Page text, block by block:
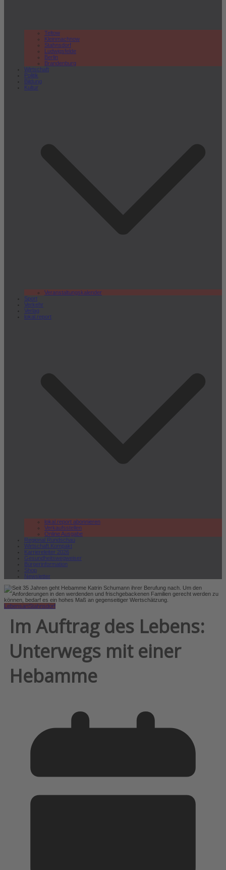
Teltow
Kleinmachnow
Stahnsdorf
Ludwigsfelde
Berlin
Brandenburg
Wirtschaft
Politik
Bildung
Kultur
Veranstaltungskalender
Sport
Verkehr
Verlag
lokal.report
lokal.report abonnieren
Verkaufsstellen
Online Ausgabe
Regional Rundschau
Wirtschaft.Kompakt
Karriereleiter 2026
Gesundheitswegweiser
Bürgerinformation
Shop
Newsletter
LebensartStahnsdorf
Im Auftrag des Lebens:
Unterwegs mit einer
Hebamme